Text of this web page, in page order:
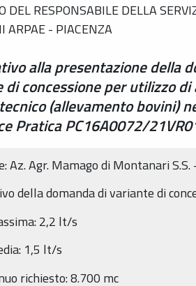
DEL RESPONSABILE DELLA
ARPAE - PIACENZA
alla presentazione della
di concessione per utilizzo
(allevamento bovini)
Pratica PC16A0072/
Az. Agr. Mamago di Montanari
della domanda di variante di
2,2 lt/s
1,5 lt/s
richiesto: 8.700 mc